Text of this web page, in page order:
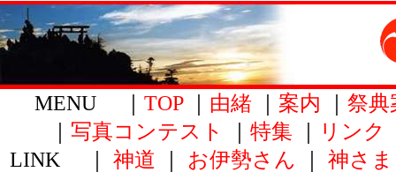
MENU ｜ TOP｜ 由緒 案内
祭典
写真コンテスト 特集 リンク
LINK ｜ 神道 お伊勢さん 神さま